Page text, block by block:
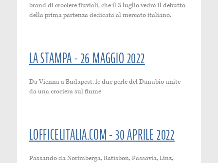
brand di crociere fluviali, che il 3 luglio vedrà il debutto
della prima partenza dedicata al mercato italiano.
LA STAMPA - 26 MAGGIO 2022
Da Vienna a Budapest, le due perle del Danubio unite
da una crociera sul fiume
LOFFICELITALIA.COM - 30 APRILE 2022
Passando da Norimberga, Ratisbon, Passavia, Linz,